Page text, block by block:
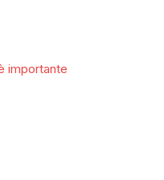
importante